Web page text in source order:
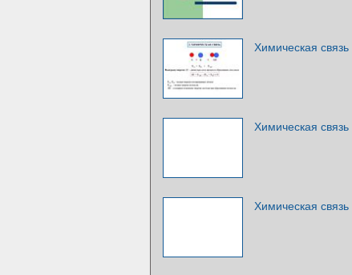
Химическая связь
Химическая связь
Химическая связь